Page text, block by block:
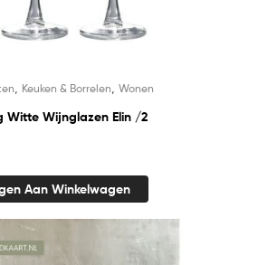
, Keuken & Borrelen, Wonen
Witte Wijnglazen Elin /2
Aan Winkelwagen